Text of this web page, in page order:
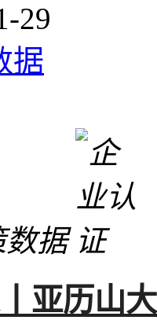
29
据
数据
亚历山